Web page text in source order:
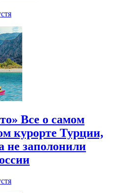
Все о самом
курорте Турции,
не заполонили